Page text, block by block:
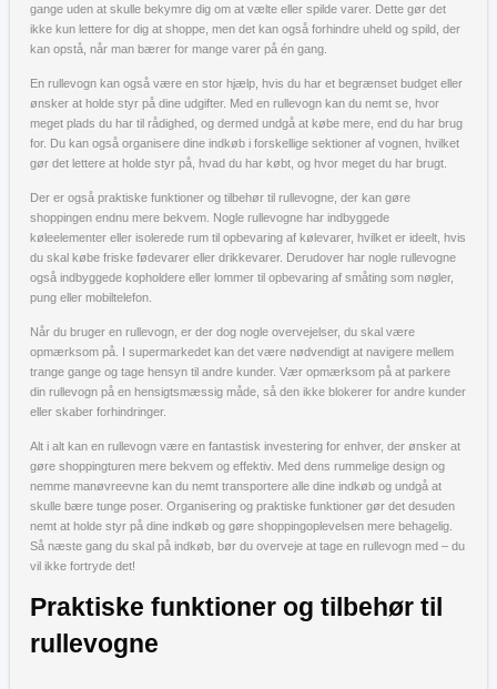
gange uden at skulle bekymre dig om at vælte eller spilde varer. Dette gør det
ikke kun lettere for dig at shoppe, men det kan også forhindre uheld og spild, der
kan opstå, når man bærer for mange varer på én gang.
En rullevogn kan også være en stor hjælp, hvis du har et begrænset budget eller
ønsker at holde styr på dine udgifter. Med en rullevogn kan du nemt se, hvor
meget plads du har til rådighed, og dermed undgå at købe mere, end du har brug
for. Du kan også organisere dine indkøb i forskellige sektioner af vognen, hvilket
gør det lettere at holde styr på, hvad du har købt, og hvor meget du har brugt.
Der er også praktiske funktioner og tilbehør til rullevogne, der kan gøre
shoppingen endnu mere bekvem. Nogle rullevogne har indbyggede
køleelementer eller isolerede rum til opbevaring af kølevarer, hvilket er ideelt, hvis
du skal købe friske fødevarer eller drikkevarer. Derudover har nogle rullevogne
også indbyggede kopholdere eller lommer til opbevaring af småting som nøgler,
pung eller mobiltelefon.
Når du bruger en rullevogn, er der dog nogle overvejelser, du skal være
opmærksom på. I supermarkedet kan det være nødvendigt at navigere mellem
trange gange og tage hensyn til andre kunder. Vær opmærksom på at parkere
din rullevogn på en hensigtsmæssig måde, så den ikke blokerer for andre kunder
eller skaber forhindringer.
Alt i alt kan en rullevogn være en fantastisk investering for enhver, der ønsker at
gøre shoppingturen mere bekvem og effektiv. Med dens rummelige design og
nemme manøvreevne kan du nemt transportere alle dine indkøb og undgå at
skulle bære tunge poser. Organisering og praktiske funktioner gør det desuden
nemt at holde styr på dine indkøb og gøre shoppingoplevelsen mere behagelig.
Så næste gang du skal på indkøb, bør du overveje at tage en rullevogn med – du
vil ikke fortryde det!
Praktiske funktioner og tilbehør til
rullevogne